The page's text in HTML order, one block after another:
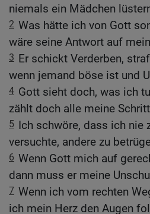
niemals ein Mädchen
2 Was hätte ich von Gott
wäre seine Antwort auf
3 Er schickt Verderben,
wenn jemand böse ist und
4 Gott sieht doch, was ich
zählt doch alle meine
5 Ich schwöre, dass ich nie
versuchte, andere zu
6 Wenn Gott mich auf
dann muss er meine
7 Wenn ich vom rechten
ich mein Herz den Augen